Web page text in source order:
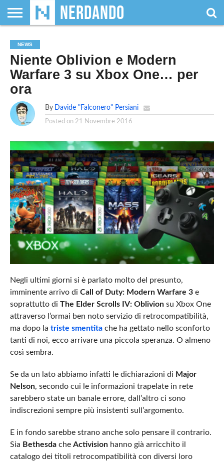
SIAMO
GIOCHI
DA
TAVOLO
GIOCHI
DI
RUOLO
VIDEOGAMES
FILM
&
SERIE
TV
FUMETTI
& LIBRI
MAGIC:
THE
GATHERING
DUNGEONS
&
DRAGONS
WRESTLING
NERDANDO
AWARDS
I
BOLLINI
NEWS
Niente Oblivion e Modern
Warfare 3 su Xbox One… per
ora
By Davide "Falconero" Persiani
Posted on 21 Novembre 2016
Negli ultimi giorni si è parlato molto del presunto,
imminente arrivo di Call of Duty: Modern Warfare 3e
soprattutto di The Elder Scrolls IV: Oblivionsu Xbox One
attraverso l’ormai ben noto servizio di retrocompatibilità,
ma dopo la triste smentitache ha gettato nello sconforto
tanti di noi, ecco arrivare una piccola speranza. O almeno
così sembra.
Se da un lato abbiamo infatti le dichiarazioni di Major
Nelson, secondo cui le informazioni trapelate in rete
sarebbero state un banale errore, dall’altro ci sono
indiscrezioni sempre più insistenti sull’argomento.
E in fondo sarebbe strano anche solo pensare il contrario.
Sia Bethesdache Activisionhanno già arricchito il
catalogo dei titoli retrocompatibilità con diversi loro